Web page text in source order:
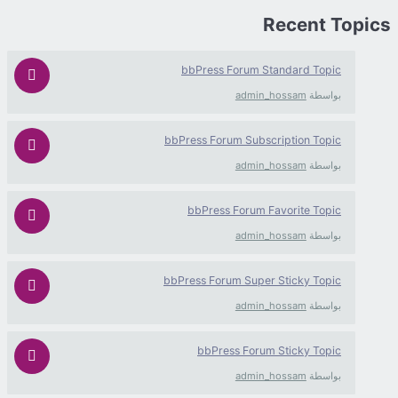
Recent
bbPress Forum Standard
admin_hossam
bbPress Forum Subscription
admin_hossam
bbPress Forum Favorite
admin_hossam
bbPress Forum Super Sticky
admin_hossam
bbPress Forum Sticky
admin_hossam